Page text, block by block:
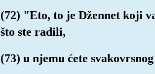
(72) "Eto, to je Džennet koji
što ste radili,
(73) u njemu ćete